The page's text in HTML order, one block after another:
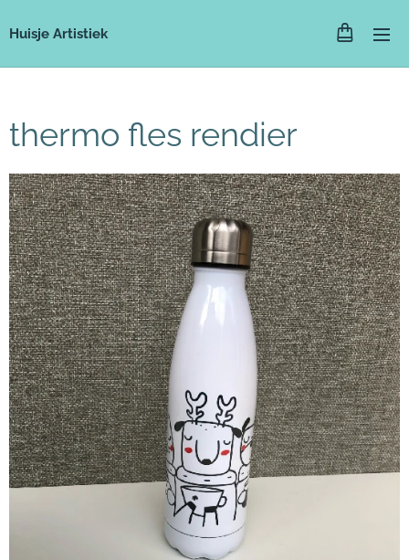
Huisje Artistiek
thermo fles rendier